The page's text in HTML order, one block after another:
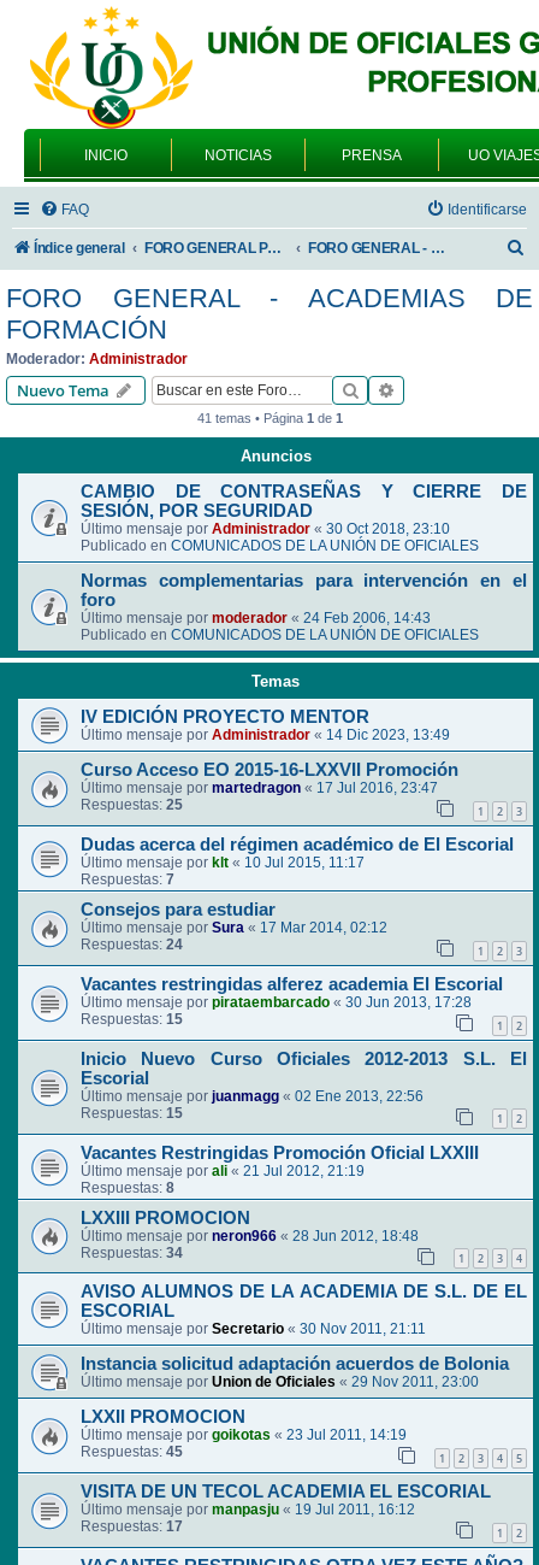
INICIO NOTICIAS PRENSA UO
FAQ Identificarse
Índice general FORO GENERAL PARA TODOS LOS USUARIOS FORO GENERAL - ACADEMIAS DE FORMACIÓN
s
FORO GENERAL - ACADEMIAS DE
FORMACIÓN
Moderador: Administrador
Nuevo Tema Buscar
41 temas • Página 1de 1
Anuncios
CAMBIO DE CONTRASEÑAS Y CIERRE DE
SESIÓN, POR SEGURIDAD
Último mensaje por Administrador « 30 Oct 2018, 23:10
Publicado en COMUNICADOS DE LA UNIÓN DE OFICIALES
Normas complementarias para intervención en el
foro
Último mensaje por moderador « 24 Feb 2006, 14:43
Publicado en COMUNICADOS DE LA UNIÓN DE OFICIALES
Temas
IV EDICIÓN PROYECTO MENTOR
Último mensaje por Administrador « 14 Dic 2023, 13:49
Curso Acceso EO 2015-16-LXXVII Promoción
Último mensaje por martedragon « 17 Jul 2016, 23:47
Respuestas: 25 1 2 3
Dudas acerca del régimen académico de El Escorial
Último mensaje por klt « 10 Jul 2015, 11:17
Respuestas: 7
Consejos para estudiar
Último mensaje por Sura « 17 Mar 2014, 02:12
Respuestas: 24 1 2 3
Vacantes restringidas alferez academia El Escorial
Último mensaje por pirataembarcado « 30 Jun 2013, 17:28
Respuestas: 15 1 2
Inicio Nuevo Curso Oficiales 2012-2013 S.L. El
Escorial
Último mensaje por juanmagg « 02 Ene 2013, 22:56
Respuestas: 15 1 2
Vacantes Restringidas Promoción Oficial LXXIII
Último mensaje por ali « 21 Jul 2012, 21:19
Respuestas: 8
LXXIII PROMOCION
Último mensaje por neron966 « 28 Jun 2012, 18:48
Respuestas: 34 1 2 3 4
AVISO ALUMNOS DE LA ACADEMIA DE S.L. DE EL
ESCORIAL
Último mensaje por Secretario « 30 Nov 2011, 21:11
Instancia solicitud adaptación acuerdos de Bolonia
Último mensaje por Union de Oficiales « 29 Nov 2011, 23:00
LXXII PROMOCION
Último mensaje por goikotas « 23 Jul 2011, 14:19
Respuestas: 45 1 2 3 4 5
VISITA DE UN TECOL ACADEMIA EL ESCORIAL
Último mensaje por manpasju « 19 Jul 2011, 16:12
Respuestas: 17 1 2